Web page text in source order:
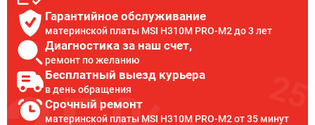
Гарантийное обслуживание
материнской платы MSI H310M PRO-M2 до 3 лет
Диагностика за наш счет,
ремонт по желанию
Бесплатный выезд курьера
в день обращения
Срочный ремонт
материнской платы MSI H310M PRO-M2 от 35 минут